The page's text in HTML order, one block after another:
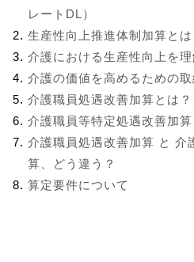
レートDL）
生産性向上推進体制加算とは
介護における生産性向上を理
介護の価値を高めるための
介護職員処遇改善加算とは？
介護職員等特定処遇改善加算
介護職員処遇改善加算 と 介
算、どう違う？
算定要件について